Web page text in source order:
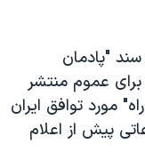
"پادمان
عموم منتشر
مورد توافق ایران
پیش از اعلام